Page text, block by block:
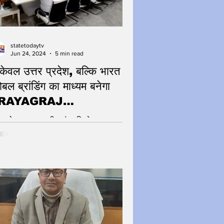
उत्तर प्रदेश, बल्कि भारत के
ब्रांडिंग का माध्यम बनेगा
मुख्यमंत्री
को सनातन भारतीय संस्कृति से साक्षात्कार
का सुअवसर महाकुंभ
statetodaytv
Jun 24, 2024
5 min read